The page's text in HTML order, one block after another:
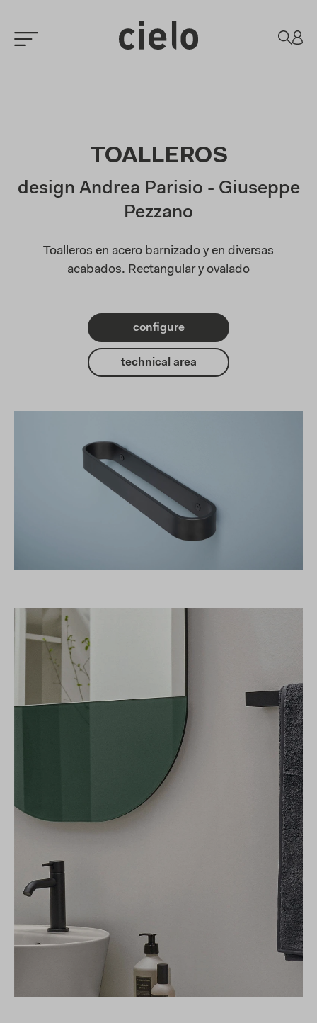
TOALLEROS
design Andrea Parisio - Giuseppe
Pezzano
Toalleros en acero barnizado y en diversas
acabados. Rectangular y ovalado
configure
technical area